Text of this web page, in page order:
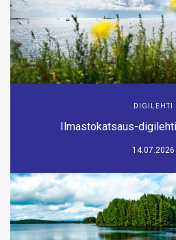
DIGILEHTI
Ilmastokatsaus-
14.07.2026